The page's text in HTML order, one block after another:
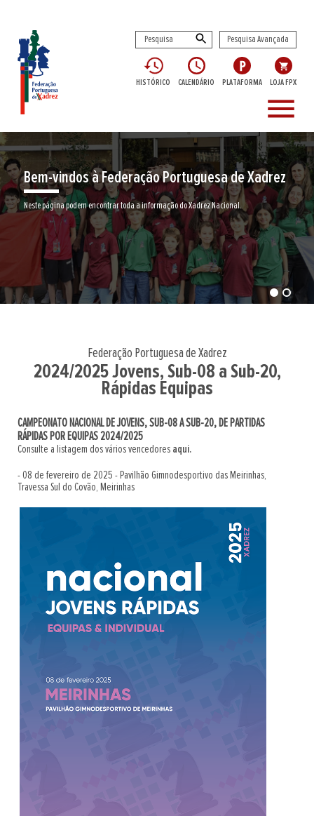
Pesquisa Avançada
HISTÓRICO CALENDÁRIO PLATAFORMA LOJA FPX
menu
Bem-vindos à Federação Portuguesa de Xadrez
Neste página podem encontrar toda a informação do Xadrez Nacional.
Federação Portuguesa de Xadrez
2024/2025 Jovens, Sub-08 a Sub-20,
Rápidas Equipas
CAMPEONATO NACIONAL DE JOVENS, SUB-08 A SUB-20, DE PARTIDAS
RÁPIDAS POR EQUIPAS 2024/2025
Consulte a listagem dos vários vencedores aqui.
- 08 de fevereiro de 2025 - Pavilhão Gimnodesportivo das Meirinhas,
Travessa Sul do Covão, Meirinhas